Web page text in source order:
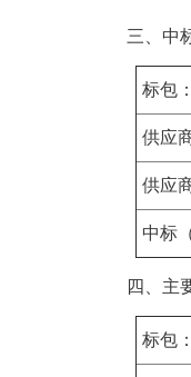
三、中
标包：
供应
供应
中标
四、主
标包：